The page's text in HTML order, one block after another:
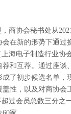
商协会秘书处从
在新的形势下通过
海电子制造行业协
荐和互荐。通过座
成了初步候选名单
性，以及对商协会
过会员总数三分之